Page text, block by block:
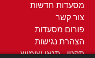
מסעדות חדשות
צור קשר
פורום מסעדות
הצהרת נגישות
תקנון - תנאי שימוש